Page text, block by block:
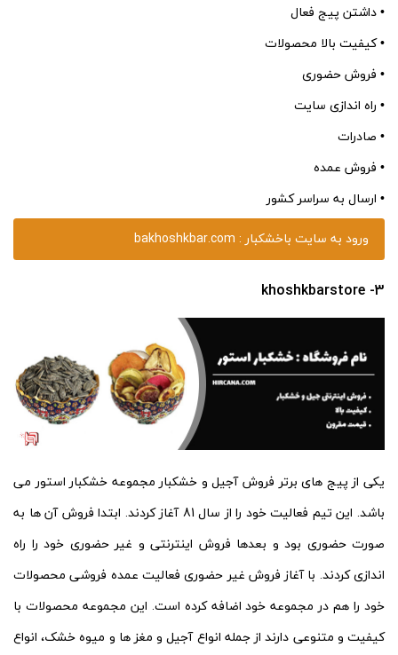
• داشتن پیج فعال
• کیفیت بالا محصولات
• فروش حضوری
• راه اندازی سایت
• صادرات
• فروش عمده
• ارسال به سراسر کشور
ورود به سایت باخشکبار : bakhoshkbar.com
3- khoshkbarstore
یکی از پیج های برتر فروش آجیل و خشکبار مجموعه خشکبار استور می
باشد. این تیم فعالیت خود را از سال 81 آغاز کردند. ابتدا فروش آن ها به
صورت حضوری بود و بعدها فروش اینترنتی و غیر حضوری خود را راه
اندازی کردند. با آغاز فروش غیر حضوری فعالیت عمده فروشی محصولات
خود را هم در مجموعه خود اضافه کرده است. این مجموعه محصولات با
کیفیت و متنوعی دارند از جمله انواع آجیل و مغز ها و میوه خشک، انواع